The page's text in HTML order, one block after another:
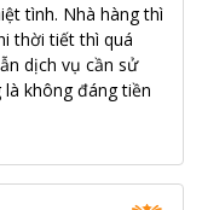
tình. Nhà hàng thì
thời tiết thì quá
dịch vụ cần sử
không đáng tiền